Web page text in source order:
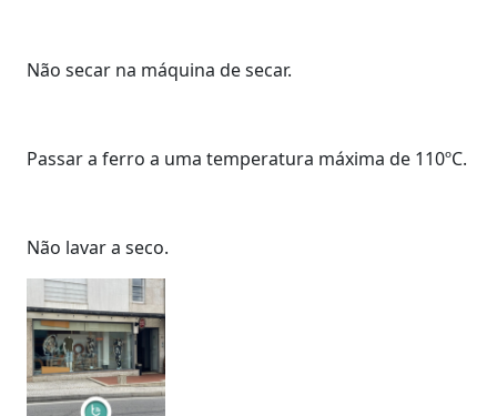
Não secar na máquina de secar.
Passar a ferro a uma temperatura máxima de 110ºC.
Não lavar a seco.